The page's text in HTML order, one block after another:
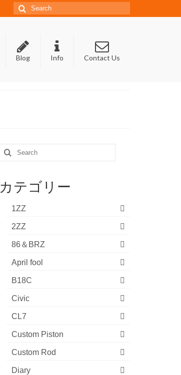
Search
for:
Blog Info Contact Us
Search
for:
カテゴリー
1ZZ
2ZZ
86＆BRZ
April fool
B18C
Civic
CL7
Custom Piston
Custom Rod
Diary